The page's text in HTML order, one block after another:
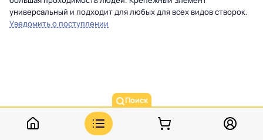
универсальный и подходит для любых для всех видов створок.
Уведомить о поступлении
Поиск